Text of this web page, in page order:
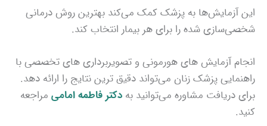
این آزمایش‌ها به پزشک کمک می‌کند بهترین روش درمانی
شخصی‌سازی شده را برای هر بیمار انتخاب کند.
انجام آزمایش‌ های هورمونی و تصویربرداری‌ های تخصصی با
راهنمایی پزشک زنان می‌تواند دقیق‌ ترین نتایج را ارائه دهد.
برای دریافت مشاوره می‌توانید به دکتر فاطمه امامی مراجعه
کنید.